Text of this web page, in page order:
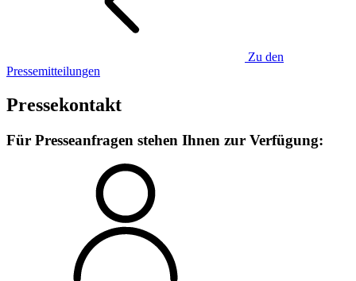
Zu den
Pressemitteilungen
Pressekontakt
Für Presseanfragen stehen Ihnen zur Verfügung: